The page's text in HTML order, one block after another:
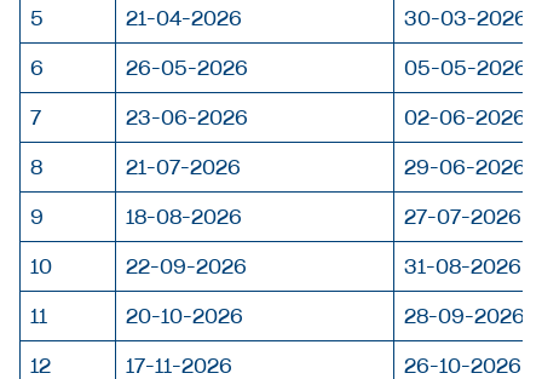
5 21-04-2026 30-03-2026
6 26-05-2026 05-05-2026
7 23-06-2026 02-06-2026
8 21-07-2026 29-06-2026
9 18-08-2026 27-07-2026
10 22-09-2026 31-08-2026
11 20-10-2026 28-09-2026
12 17-11-2026 26-10-2026